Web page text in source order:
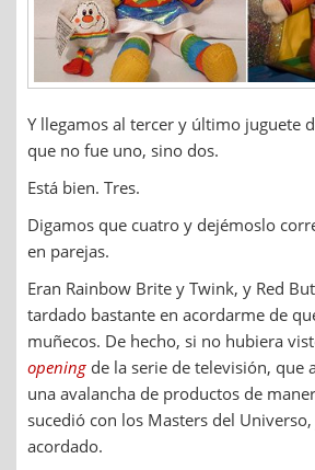
Y llegamos al tercer y último juguete
que no fue uno, sino dos.
Está bien. Tres.
Digamos que cuatro y dejémoslo
en parejas.
Eran Rainbow Brite y Twink, y Red
tardado bastante en acordarme de
muñecos. De hecho, si no hubiera
opening de la serie de televisión, que
una avalancha de productos de
sucedió con los Masters del
acordado.